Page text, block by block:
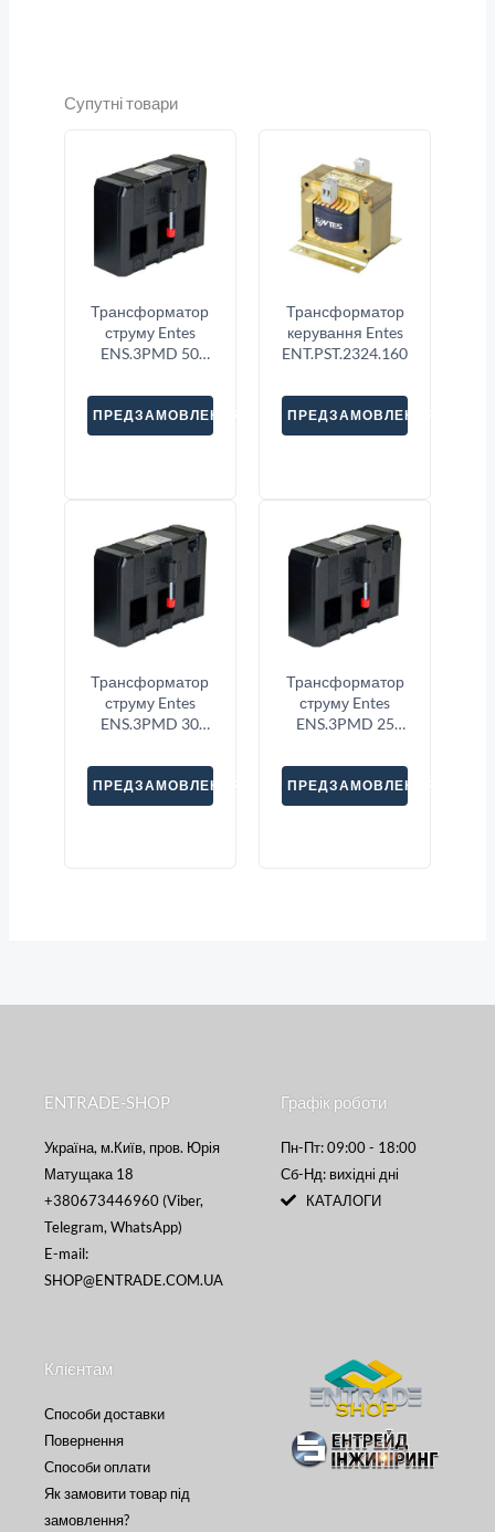
Супутні товари
Трансформатор
струму Entes
ENS.3PMD 50
ПРЕДЗАМОВЛЕННЯ
Трансформатор
керування Entes
ENT.PST.2324.160
ПРЕДЗАМОВЛЕННЯ
Трансформатор
струму Entes
ENS.3PMD 30
ПРЕДЗАМОВЛЕННЯ
Трансформатор
струму Entes
ENS.3PMD 25
ПРЕДЗАМОВЛЕННЯ
ENTRADE-SHOP
Україна, м.Київ, пров. Юрія
Матущака 18
+380673446960 (Viber,
Telegram, WhatsApp)
E-mail:
SHOP@ENTRADE.COM.UA
Графік роботи
Пн-Пт: 09:00 - 18:00
Сб-Нд: вихідні дні
КАТАЛОГИ
Клієнтам
Способи доставки
Повернення
Способи оплати
Як замовити товар під
замовлення?